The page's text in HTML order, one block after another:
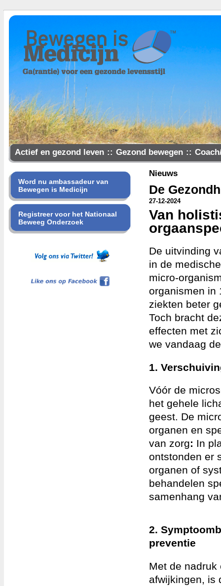
Actief en gezond leven :: Gezond bewegen ::
Samen gezonder
Word nu ambassadeur van
Bewegen is Medicijn
Registreer voor het Nationaal
Beweeg Onderzoek
Nieuws
De
27-12-2024
Van
De uitvinding
in de
micro-
organismen in
ziekten beter
Toch bracht
effecten met
we vandaag
1.
Vóór de
het gehele
geest. De
organen en
van zorg: In
ontstonden er
organen of
behandelen
samenhang
2.
preventie
Met de
afwijkingen, is